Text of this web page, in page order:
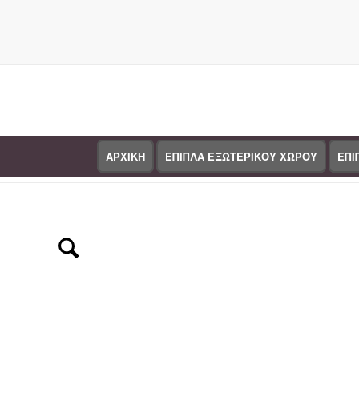
ΑΡΧΙΚΗ ΕΠΙΠΛΑ ΕΞΩΤΕΡΙΚΟΥ ΧΩΡΟΥ
Κατάστημα